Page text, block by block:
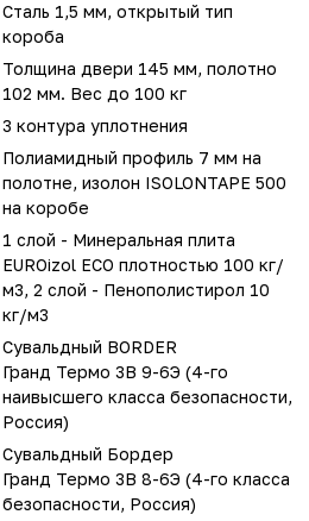
Сталь 1,5 мм, открытый тип
короба
Толщина двери 145 мм, полотно
102 мм. Вес до 100 кг
3 контура уплотнения
Полиамидный профиль 7 мм на
полотне, изолон ISOLONTAPE 500
на коробе
1 слой - Минеральная плита
EUROizol ECO плотностью 100 кг/
м3, 2 слой - Пенополистирол 10
кг/м3
Сувальдный BORDER
Гранд Термо 3В 9-6Э (4-го
наивысшего класса безопасности,
Россия)
Сувальдный Бордер
Гранд Термо 3В 8-6Э (4-го класса
безопасности, Россия)